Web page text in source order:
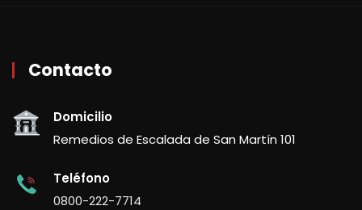
Contacto
Domicilio
Remedios de Escalada de San Martín 101
Teléfono
0800-222-7714